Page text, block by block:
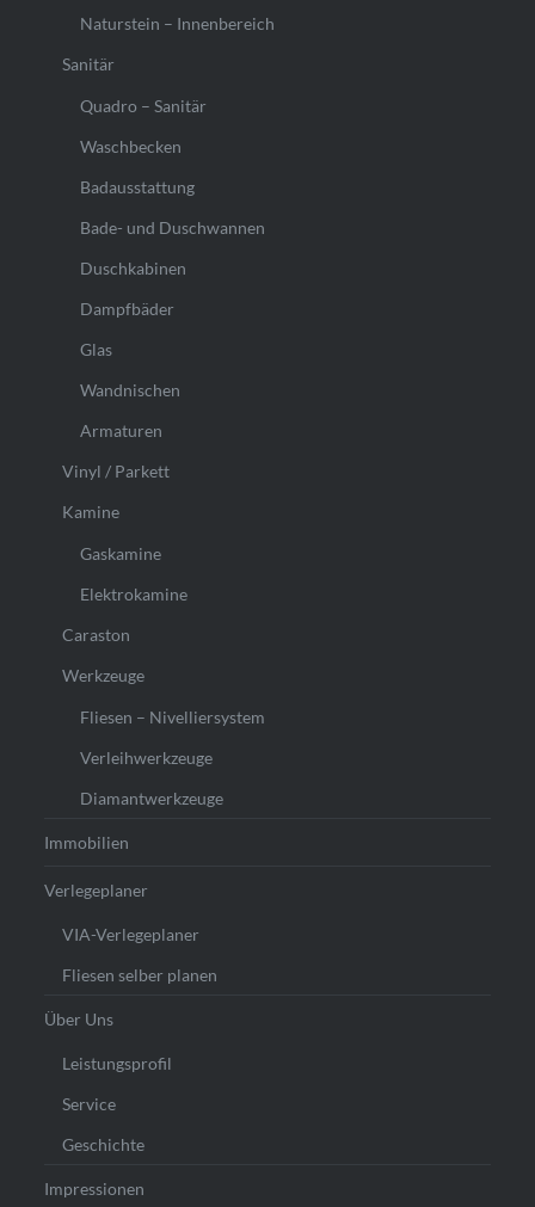
Naturstein – Innenbereich
Sanitär
Quadro – Sanitär
Waschbecken
Badausstattung
Bade- und Duschwannen
Duschkabinen
Dampfbäder
Glas
Wandnischen
Armaturen
Vinyl / Parkett
Kamine
Gaskamine
Elektrokamine
Caraston
Werkzeuge
Fliesen – Nivelliersystem
Verleihwerkzeuge
Diamantwerkzeuge
Immobilien
Verlegeplaner
VIA-Verlegeplaner
Fliesen selber planen
Über Uns
Leistungsprofil
Service
Geschichte
Impressionen